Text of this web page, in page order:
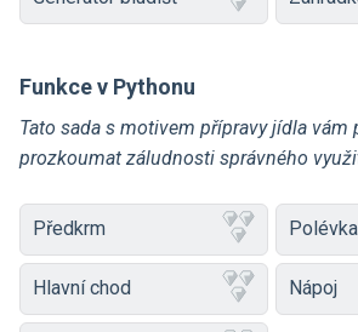
Funkce v Pythonu
Tato sada s motivem přípravy jídla vám
prozkoumat záludnosti správného
Předkrm Polévka
Hlavní chod Nápoj